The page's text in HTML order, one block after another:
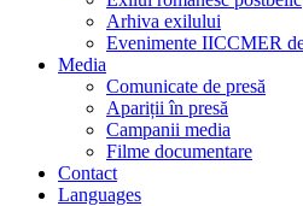
Arhiva exilului
Evenimente IICCMER
Media
Comunicate de presă
Apariții în presă
Campanii media
Filme documentare
Contact
Languages